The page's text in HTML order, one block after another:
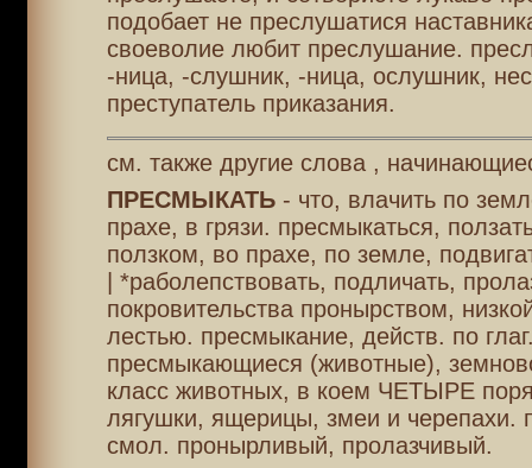
подобает не преслушатися
своеволие любит преслушание.
-ница, -слушник, -ница, ослушник,
преступатель приказания.
см. также другие слова ,
ПРЕСМЫКАТЬ- что, влачить по
прахе, в грязи. пресмыкаться,
ползком, во прахе, по земле,
| *раболепствовать, подличать,
покровительства пронырством,
лестью. пресмыкание, действ. по
пресмыкающиеся (животные),
класс животных, в коем ЧЕТЫРЕ
лягушки, ящерицы, змеи и черепахи.
смол. пронырливый, пролазчивый.